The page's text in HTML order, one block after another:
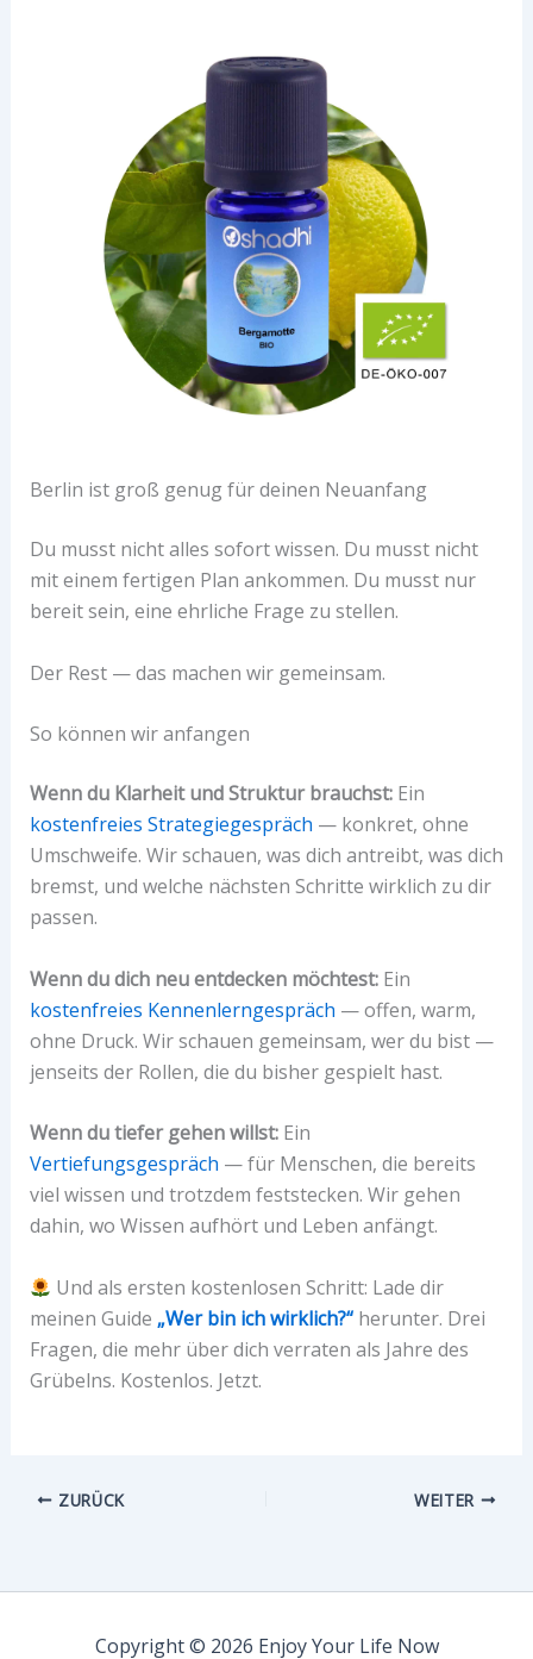
Berlin ist groß genug für deinen Neuanfang
Du musst nicht alles sofort wissen. Du musst nicht
mit einem fertigen Plan ankommen. Du musst nur
bereit sein, eine ehrliche Frage zu stellen.
Der Rest — das machen wir gemeinsam.
So können wir anfangen
Wenn du Klarheit und Struktur brauchst:Ein
kostenfreies Strategiegespräch — konkret, ohne
Umschweife. Wir schauen, was dich antreibt, was dich
bremst, und welche nächsten Schritte wirklich zu dir
passen.
Wenn du dich neu entdecken möchtest:Ein
kostenfreies Kennenlerngespräch — offen, warm,
ohne Druck. Wir schauen gemeinsam, wer du bist —
jenseits der Rollen, die du bisher gespielt hast.
Wenn du tiefer gehen willst:Ein
Vertiefungsgespräch — für Menschen, die bereits
viel wissen und trotzdem feststecken. Wir gehen
dahin, wo Wissen aufhört und Leben anfängt.
Und als ersten kostenlosen Schritt: Lade dir
meinen Guide „Wer bin ich wirklich?“herunter. Drei
Fragen, die mehr über dich verraten als Jahre des
Grübelns. Kostenlos. Jetzt.
ZURÜCK WEITER
Copyright © 2026 Enjoy Your Life Now